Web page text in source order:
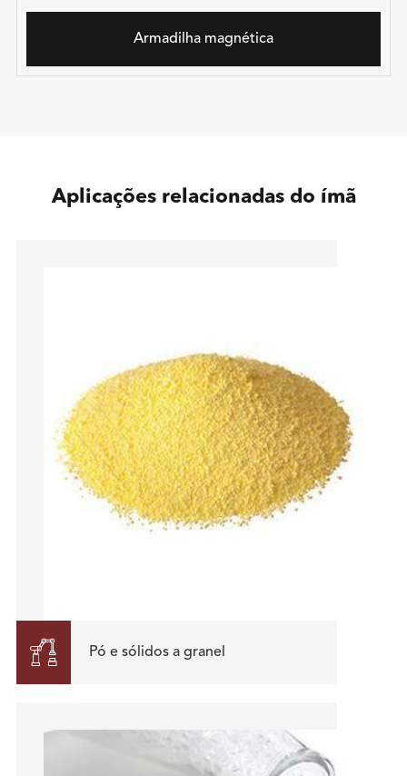
Armadilha magnética
Aplicações relacionadas do ímã
 Pó e sólidos a granel